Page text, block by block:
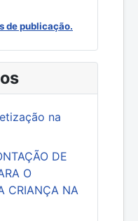
de publicação.
na
DE
O
CRIANÇA NA